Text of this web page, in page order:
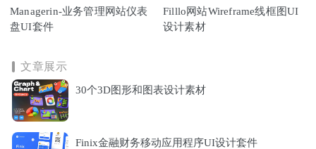
Managerin-业务管理网站仪表
盘UI套件
Filllo网站Wireframe线框图UI
设计素材
文章展示
30个3D图形和图表设计素材
Finix金融财务移动应用程序UI设计套件